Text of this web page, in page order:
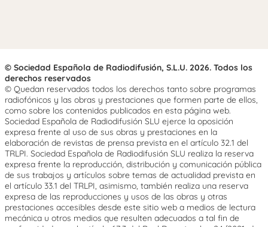
© Sociedad Española de Radiodifusión, S.L.U. 2026. Todos los
derechos reservados
© Quedan reservados todos los derechos tanto sobre programas
radiofónicos y las obras y prestaciones que formen parte de ellos,
como sobre los contenidos publicados en esta página web.
Sociedad Española de Radiodifusión SLU ejerce la oposición
expresa frente al uso de sus obras y prestaciones en la
elaboración de revistas de prensa prevista en el artículo 32.1 del
TRLPI. Sociedad Española de Radiodifusión SLU realiza la reserva
expresa frente la reproducción, distribución y comunicación pública
de sus trabajos y artículos sobre temas de actualidad prevista en
el artículo 33.1 del TRLPI, asimismo, también realiza una reserva
expresa de las reproducciones y usos de las obras y otras
prestaciones accesibles desde este sitio web a medios de lectura
mecánica u otros medios que resulten adecuados a tal fin de